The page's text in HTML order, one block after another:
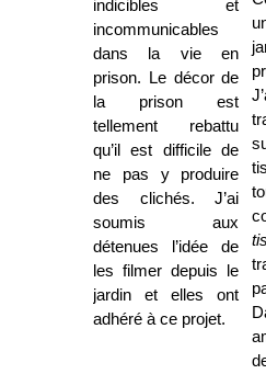
indicibles et
incommunicables
dans la vie en
prison. Le décor de
la prison est
tellement rebattu
qu’il est difficile de
ne pas y produire
des clichés. J’ai
soumis aux
détenues l’idée de
les filmer depuis le
jardin et elles ont
adhéré à ce projet.